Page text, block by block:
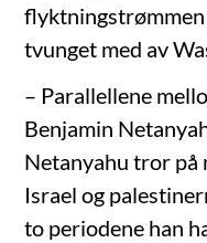
flyktningstrømmen
tvunget med av
– Parallellene
Benjamin
Netanyahu tror på
Israel og
to periodene han